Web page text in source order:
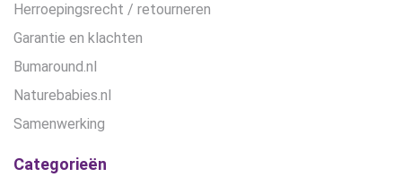
Herroepingsrecht / retourneren
Garantie en klachten
Bumaround.nl
Naturebabies.nl
Samenwerking
Categorieën